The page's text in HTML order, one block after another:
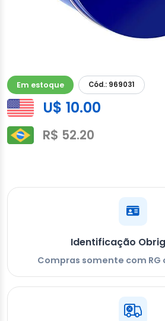
Em estoque Cód.: 969031
U$ 10.00
R$ 52.20
Identificação
Compras somente com RG